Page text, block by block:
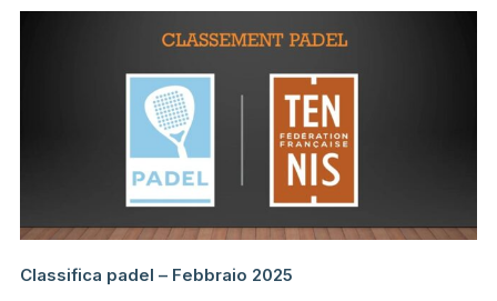
Classifica padel – Febbraio 2025